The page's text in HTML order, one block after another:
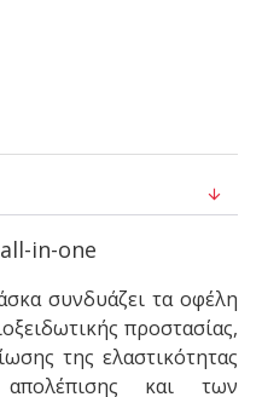
in-one
συνδυάζει τα οφέλη
προστασίας,
της ελαστικότητας
και των